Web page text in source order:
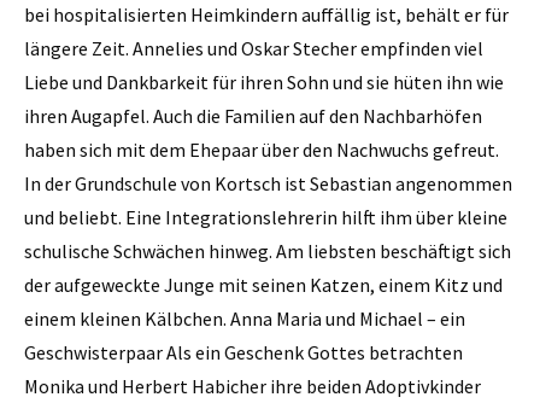
bei hospitalisierten Heimkindern auffällig ist, behält er für
längere Zeit. Annelies und Oskar Stecher empfinden viel
Liebe und Dankbarkeit für ihren Sohn und sie hüten ihn wie
ihren Augapfel. Auch die Familien auf den Nachbarhöfen
haben sich mit dem Ehepaar über den Nachwuchs gefreut.
In der Grundschule von Kortsch ist Sebastian angenommen
und beliebt. Eine Integrationslehrerin hilft ihm über kleine
schulische Schwächen hinweg. Am liebsten beschäftigt sich
der aufgeweckte Junge mit seinen Katzen, einem Kitz und
einem kleinen Kälbchen. Anna Maria und Michael – ein
Geschwisterpaar Als ein Geschenk Gottes betrachten
Monika und Herbert Habicher ihre beiden Adoptivkinder